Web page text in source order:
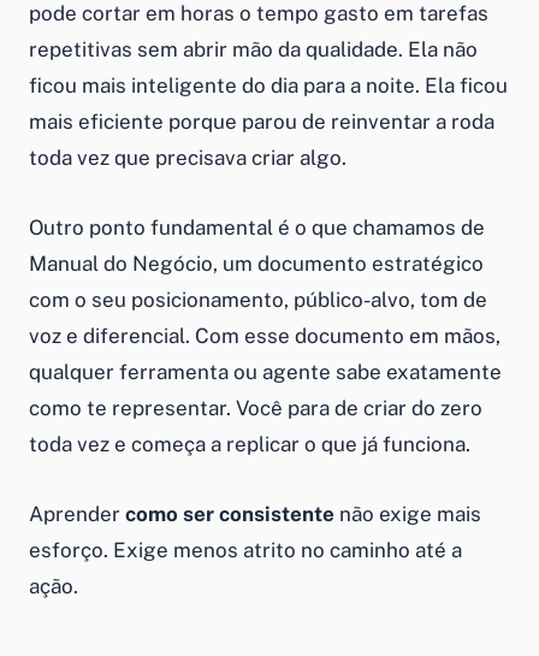
pode cortar em horas o tempo gasto em tarefas
repetitivas sem abrir mão da qualidade. Ela não
ficou mais inteligente do dia para a noite. Ela ficou
mais eficiente porque parou de reinventar a roda
toda vez que precisava criar algo.
Outro ponto fundamental é o que chamamos de
Manual do Negócio, um documento estratégico
com o seu posicionamento, público-alvo, tom de
voz e diferencial. Com esse documento em mãos,
qualquer ferramenta ou agente sabe exatamente
como te representar. Você para de criar do zero
toda vez e começa a replicar o que já funciona.
Aprender como ser consistente não exige mais
esforço. Exige menos atrito no caminho até a
ação.